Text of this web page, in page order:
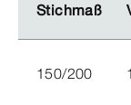
Stichmaß
Stichmaß
150/200 1